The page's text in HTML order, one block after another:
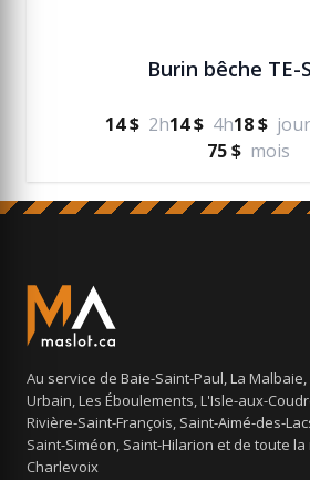
Burin bêche TE-
14 $ 2h14 $ 4h18 $ jour
75 $ mois
Au service de Baie-Saint-Paul, La
Urbain, Les Éboulements, L'Isle-aux-
Rivière-Saint-François, Saint-Aimé-des-
Saint-Siméon, Saint-Hilarion et de toute
Charlevoix